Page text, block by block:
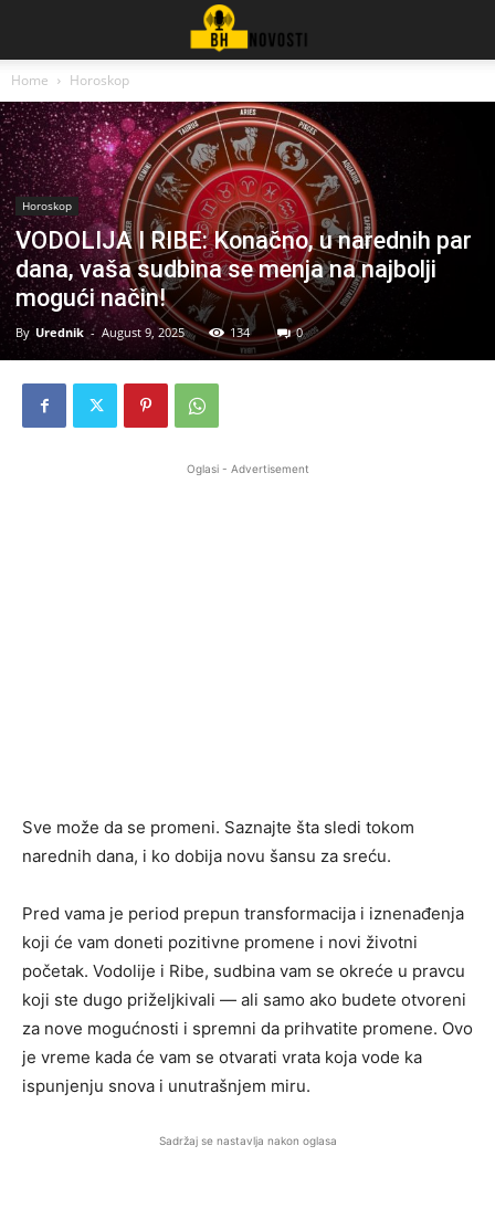
Home Horoskop
Horoskop
VODOLIJA I RIBE: Konačno, u narednih par
dana, vaša sudbina se menja na najbolji
mogući način!
By Urednik - August 9, 2025 134 0
Oglasi - Advertisement
Sve može da se promeni. Saznajte šta sledi tokom
narednih dana, i ko dobija novu šansu za sreću.
Pred vama je period prepun transformacija i iznenađenja
koji će vam doneti pozitivne promene i novi životni
početak. Vodolije i Ribe, sudbina vam se okreće u pravcu
koji ste dugo priželjkivali — ali samo ako budete otvoreni
za nove mogućnosti i spremni da prihvatite promene. Ovo
je vreme kada će vam se otvarati vrata koja vode ka
ispunjenju snova i unutrašnjem miru.
Sadržaj se nastavlja nakon oglasa